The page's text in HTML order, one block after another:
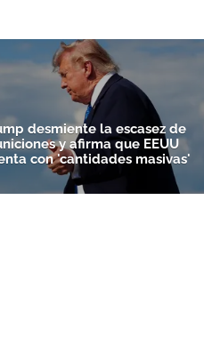
desmiente la escasez de
y afirma que EEUU
con 'cantidades masivas'